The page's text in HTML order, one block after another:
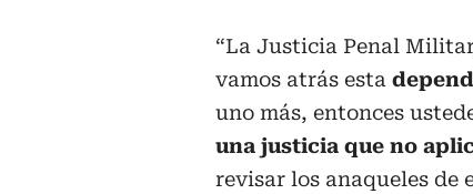
“La Justicia Penal
vamos atrás esta
uno más, entonces
una justicia que no
revisar los anaqueles de